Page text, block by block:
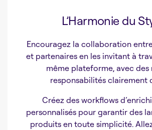
L’Harmonie du
Encouragez la collaboration
et partenaires en les invitant à
même plateforme, avec des
responsabilités clairement
Créez des workflows
personnalisés pour garantir des
produits en toute simplicité.